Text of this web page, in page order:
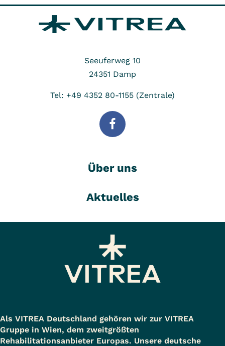
Seeuferweg 10
24351 Damp
Tel: +49 4352 80-1155 (Zentrale)
Über uns
Aktuelles
Als VITREA Deutschland gehören wir zur VITREA
Gruppe in Wien, dem zweitgrößten
Rehabilitationsanbieter Europas. Unsere deutsche